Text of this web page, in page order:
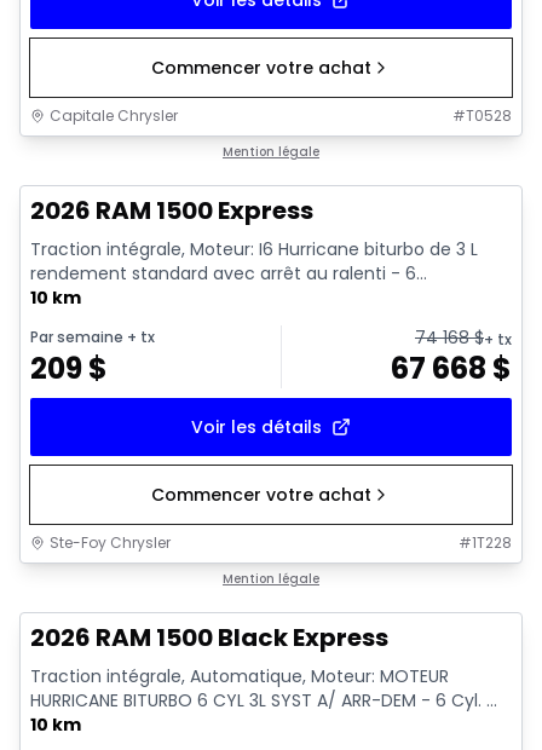
Commencer votre achat
Capitale Chrysler #T0528
Mention légale
2026 RAM 1500 Express
Traction intégrale, Moteur: I6 Hurricane biturbo de 3 L
rendement standard avec arrêt au ralenti - 6...
10 km
Par semaine + tx
209$
74 168$+ tx
67 668 $
Voir les détails
Commencer votre achat
Ste-Foy Chrysler #1T228
Mention légale
2026 RAM 1500 Black Express
Traction intégrale, Automatique, Moteur: MOTEUR
HURRICANE BITURBO 6 CYL 3L SYST A/ ARR-DEM - 6 Cyl. ...
10 km